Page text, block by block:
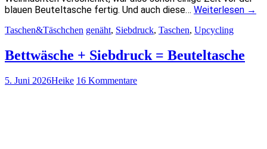
blauen Beuteltasche fertig. Und auch diese… Weiterlesen →
Taschen&Täschchen genäht, Siebdruck, Taschen, Upcycling
Bettwäsche + Siebdruck = Beuteltasche
5. Juni 2026Heike 16 Kommentare